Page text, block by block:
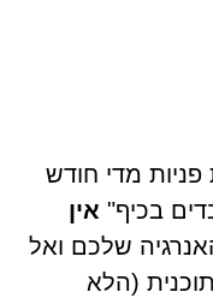
מדי חודש
בכיף" אין
שלכם ואל
(הלא